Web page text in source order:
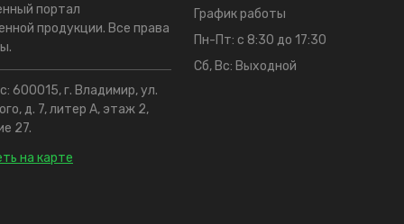
портал
продукции. Все права
600015, г. Владимир, ул.
д. 7, литер А, этаж 2,
27.
на карте
График работы
Пн-Пт: с 8:30 до 17:30
Сб, Вс: Выходной